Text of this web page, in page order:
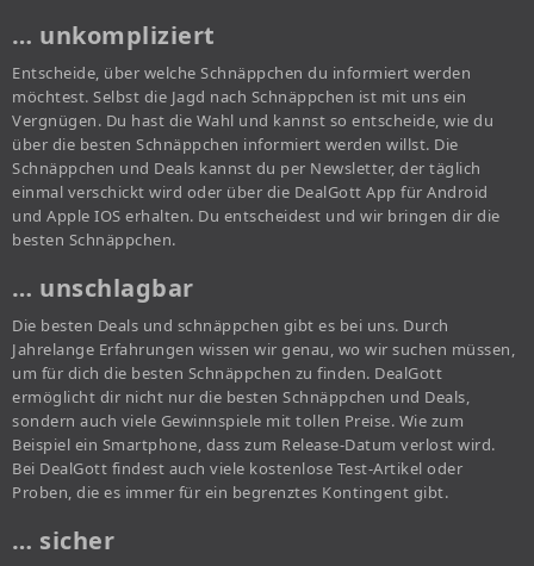
… unkompliziert
Entscheide, über welche Schnäppchen du informiert werden
möchtest. Selbst die Jagd nach Schnäppchen ist mit uns ein
Vergnügen. Du hast die Wahl und kannst so entscheide, wie du
über die besten Schnäppchen informiert werden willst. Die
Schnäppchen und Deals kannst du per Newsletter, der täglich
einmal verschickt wird oder über die DealGott App für Android
und Apple IOS erhalten. Du entscheidest und wir bringen dir die
besten Schnäppchen.
… unschlagbar
Die besten Deals und schnäppchen gibt es bei uns. Durch
Jahrelange Erfahrungen wissen wir genau, wo wir suchen müssen,
um für dich die besten Schnäppchen zu finden. DealGott
ermöglicht dir nicht nur die besten Schnäppchen und Deals,
sondern auch viele Gewinnspiele mit tollen Preise. Wie zum
Beispiel ein Smartphone, dass zum Release-Datum verlost wird.
Bei DealGott findest auch viele kostenlose Test-Artikel oder
Proben, die es immer für ein begrenztes Kontingent gibt.
… sicher